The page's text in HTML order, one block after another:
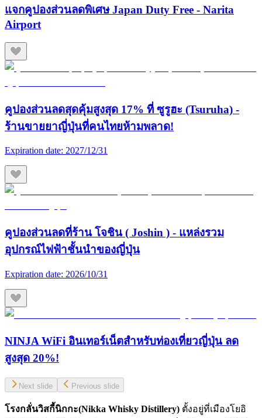
แจกคูปองส่วนลดพิเศษ Japan Duty Free - Narita
Airport
คูปองส่วนลดสุดคุ้มสูงสุด 17% ที่ ซูรูฮะ (Tsuruha) -
ร้านขายยาญี่ปุ่นที่คนไทยห้ามพลาด!
Expiration date: 2027/12/31
คูปองส่วนลดที่ร้าน โจชิน ( Joshin ) - แหล่งรวม
อุปกรณ์ไฟฟ้าชั้นนำของญี่ปุ่น
Expiration date: 2026/10/31
NINJA WiFi อินเทอร์เน็ตสำหรับท่องเที่ยวญี่ปุ่น ลด
สูงสุด 20%!
Next slide Previous slide
โรงกลั่นวิสกี้นิกกะ(Nikka Whisky Distillery) ตั้งอยู่ที่เมืองโยอิ